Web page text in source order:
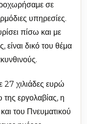
σε
υπηρεσίες.
πίσω και με
είναι δικό του θέμα
27 χιλιάδες ευρώ
της εργολαβίας, η
του Πνευματικού